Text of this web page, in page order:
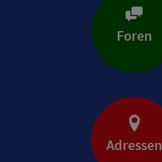
Foren
Adressen